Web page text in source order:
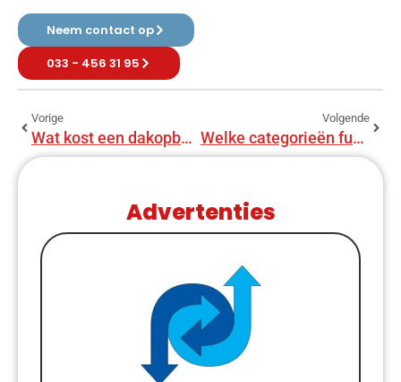
Neem contact op
033 - 456 31 95
Vorige
Wat kost een dakopbouw van 20 m²?
Volgende
Welke categorieën funderingssystemen zijn er?
Advertenties